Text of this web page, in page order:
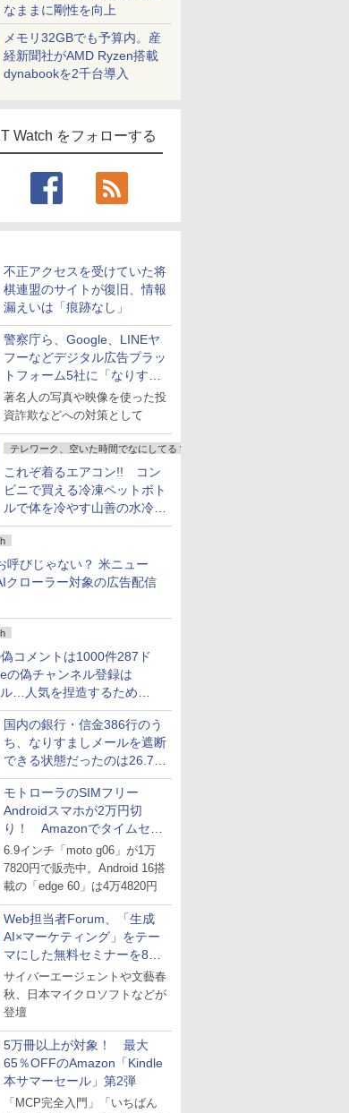
なままに剛性を向上
メモリ32GBでも予算内。産
経新聞社がAMD Ryzen搭載
dynabookを2千台導入
Watch をフォローする
不正アクセスを受けていた将
棋連盟のサイトが復旧、情報
漏えいは「痕跡なし」
警察庁ら、Google、LINEヤ
フーなどデジタル広告プラッ
トフォーム5社に「なりすま
し詐欺広告」対策強化を要請
著名人の写真や映像を使った投
資詐欺などへの対策として
テレワーク、空いた時間でなにしてる？
これぞ着るエアコン!! コン
ビニで買える冷凍ペットボト
ルで体を冷やす山善の水冷ベ
ストがロードバイクにちょう
どいい【ぼっち・ざ・ろー
ど！その14】
呼びじゃない？ 米ニュー
クローラー対象の広告配信
コメントは1000件287ド
の偽チャンネル登録は
…人気を捏造するための
公開中
国内の銀行・信金386行のう
ち、なりすましメールを遮断
できる状態だったのは26.7％
にとどまる～GMOブランド
セキュリティ調査
モトローラのSIMフリー
Androidスマホが2万円切
り！ Amazonでタイムセー
ル
6.9インチ「moto g06」が1万
7820円で販売中。Android 16搭
載の「edge 60」は4万4820円
Web担当者Forum、「生成
AI×マーケティング」をテー
マにした無料セミナーを8月
27日にオンライン開催
サイバーエージェントや文藝春
秋、日本マイクロソフトなどが
登壇
5万冊以上が対象！ 最大
65％OFFのAmazon「Kindle
本サマーセール」第2弾
「MCP完全入門」「いちばん